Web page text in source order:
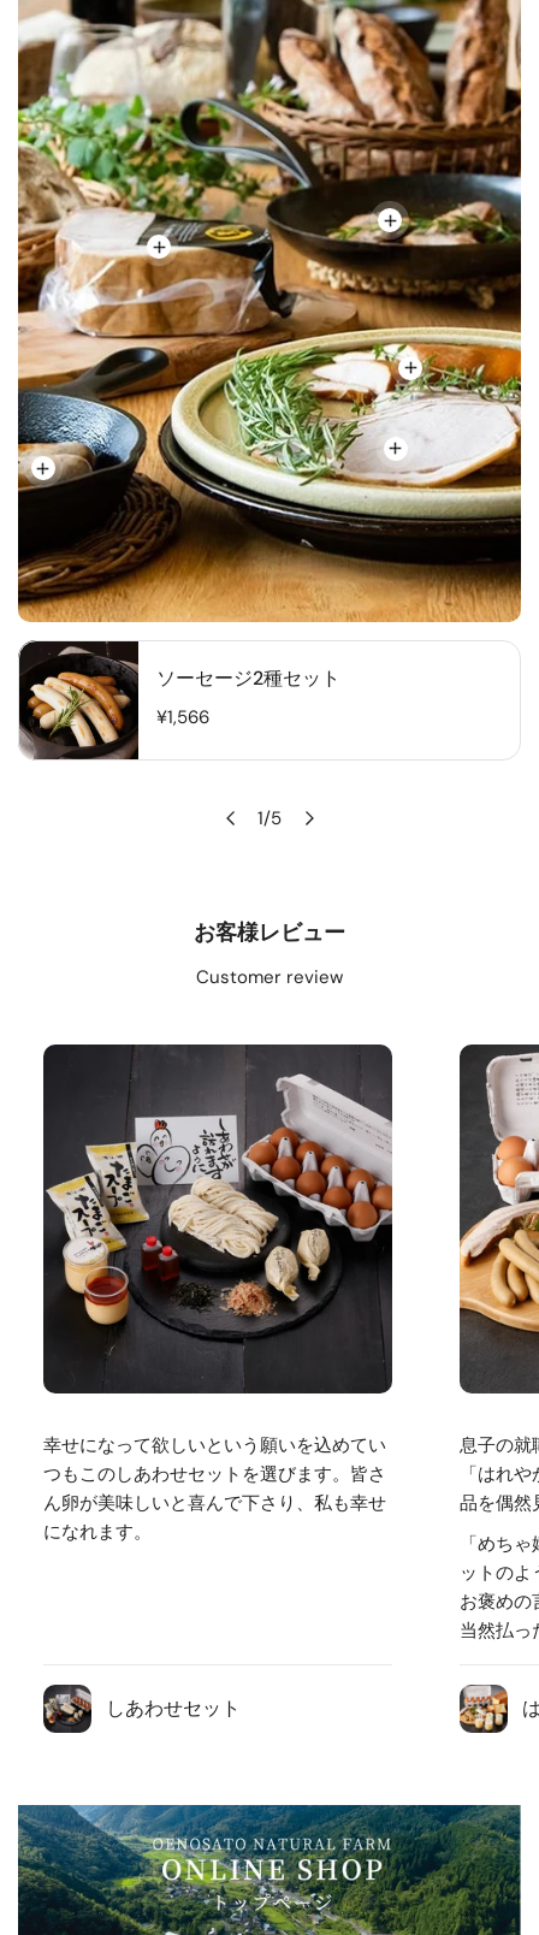
1/5
ソ
ー
セ
ー
ソーセージ2種セット
通
¥1,566
お客様レビュー
Customer review
幸せになって欲しいという願いを込めてい
つもこのしあわせセットを選びます。皆さ
ん卵が美味しいと喜んで下さり、私も幸せ
になれます。
しあわせセット
息子の就
「はれ
品を偶然
「めち
ットのよ
お褒めの
当然払っ